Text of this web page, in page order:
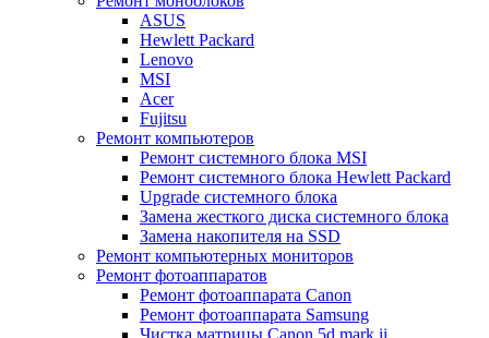
ASUS
Hewlett Packard
Lenovo
MSI
Acer
Fujitsu
Ремонт компьютеров
Ремонт системного блока MSI
Ремонт системного блока Hewlett Packard
Upgrade системного блока
Замена жесткого диска системного блока
Замена накопителя на SSD
Ремонт компьютерных мониторов
Ремонт фотоаппаратов
Ремонт фотоаппарата Canon
Ремонт фотоаппарата Samsung
Чистка матрицы Canon 5d mark ii